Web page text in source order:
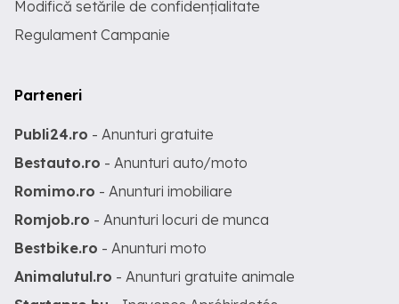
Modifică setările de confidențialitate
Regulament Campanie
Parteneri
Publi24.ro - Anunturi gratuite
Bestauto.ro - Anunturi auto/moto
Romimo.ro - Anunturi imobiliare
Romjob.ro - Anunturi locuri de munca
Bestbike.ro - Anunturi moto
Animalutul.ro - Anunturi gratuite animale